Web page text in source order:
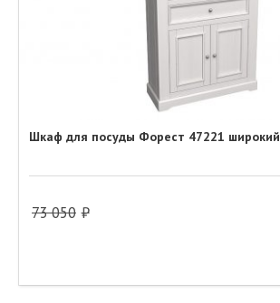
Шкаф для посуды Форест 47221 широкий
73 050